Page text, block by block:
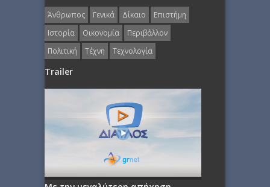
Άνθρωπος Γενικά Δίκαιο
Επιστήμη
Ιστορία
Οικονομία
Περιβάλλον
Πολιτική
Τέχνη Τεχνολογία
Trailer